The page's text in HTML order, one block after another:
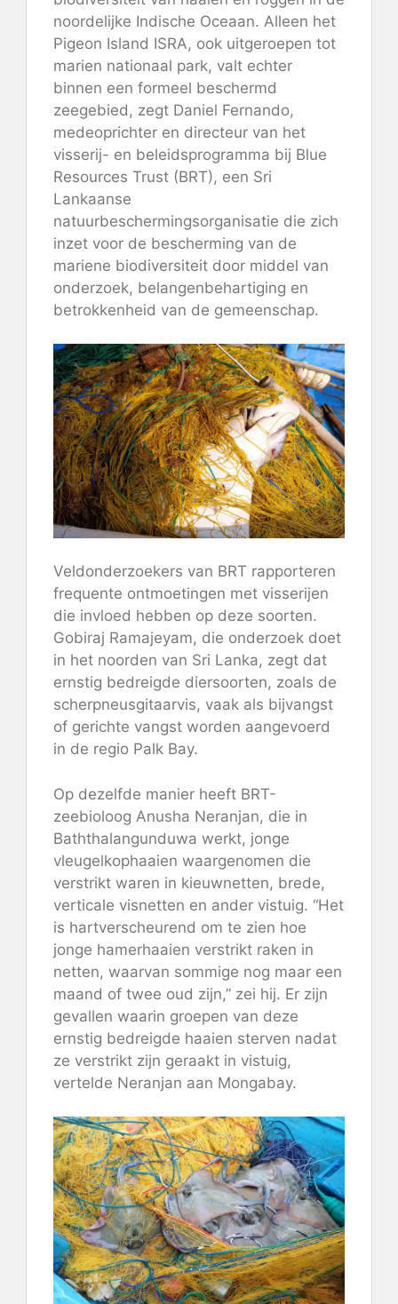
noordelijke Indische Oceaan. Alleen het
Pigeon Island ISRA, ook uitgeroepen tot
marien nationaal park, valt echter
binnen een formeel beschermd
zeegebied, zegt Daniel Fernando,
medeoprichter en directeur van het
visserij- en beleidsprogramma bij Blue
Resources Trust (BRT), een Sri
Lankaanse
natuurbeschermingsorganisatie die zich
inzet voor de bescherming van de
mariene biodiversiteit door middel van
onderzoek, belangenbehartiging en
betrokkenheid van de gemeenschap.
Veldonderzoekers van BRT rapporteren
frequente ontmoetingen met visserijen
die invloed hebben op deze soorten.
Gobiraj Ramajeyam, die onderzoek doet
in het noorden van Sri Lanka, zegt dat
ernstig bedreigde diersoorten, zoals de
scherpneusgitaarvis, vaak als bijvangst
of gerichte vangst worden aangevoerd
in de regio Palk Bay.
Op dezelfde manier heeft BRT-
zeebioloog Anusha Neranjan, die in
Baththalangunduwa werkt, jonge
vleugelkophaaien waargenomen die
verstrikt waren in kieuwnetten, brede,
verticale visnetten en ander vistuig. “Het
is hartverscheurend om te zien hoe
jonge hamerhaaien verstrikt raken in
netten, waarvan sommige nog maar een
maand of twee oud zijn,” zei hij. Er zijn
gevallen waarin groepen van deze
ernstig bedreigde haaien sterven nadat
ze verstrikt zijn geraakt in vistuig,
vertelde Neranjan aan Mongabay.